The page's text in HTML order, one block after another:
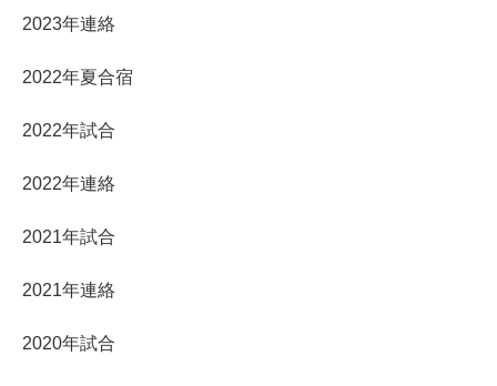
2023年連絡
2022年夏合宿
2022年試合
2022年連絡
2021年試合
2021年連絡
2020年試合